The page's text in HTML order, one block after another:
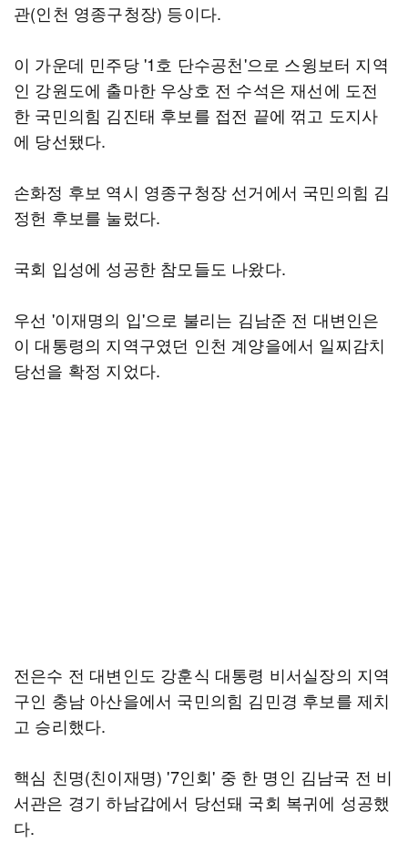
관(인천 영종구청장) 등이다.
이 가운데 민주당 '1호 단수공천'으로 스윙보터 지역
인 강원도에 출마한 우상호 전 수석은 재선에 도전
한 국민의힘 김진태 후보를 접전 끝에 꺾고 도지사
에 당선됐다.
손화정 후보 역시 영종구청장 선거에서 국민의힘 김
정헌 후보를 눌렀다.
국회 입성에 성공한 참모들도 나왔다.
우선 '이재명의 입'으로 불리는 김남준 전 대변인은
이 대통령의 지역구였던 인천 계양을에서 일찌감치
당선을 확정 지었다.
전은수 전 대변인도 강훈식 대통령 비서실장의 지역
구인 충남 아산을에서 국민의힘 김민경 후보를 제치
고 승리했다.
핵심 친명(친이재명) '7인회' 중 한 명인 김남국 전 비
서관은 경기 하남갑에서 당선돼 국회 복귀에 성공했
다.